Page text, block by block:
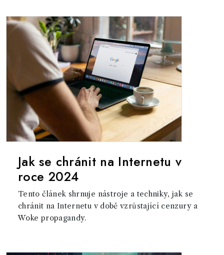
Jak se chránit na Internetu v
roce 2024
Tento článek shrnuje nástroje a techniky, jak se
chránit na Internetu v době vzrůstající cenzury a
Woke propagandy.